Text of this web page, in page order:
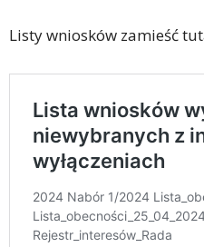
Listy wniosków zamieść